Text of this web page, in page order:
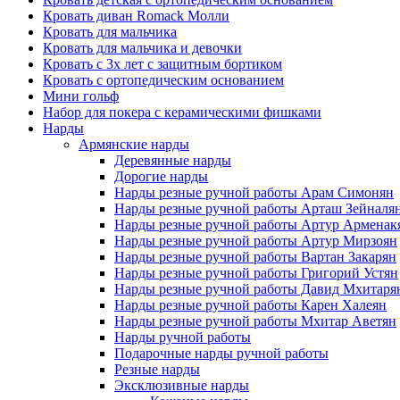
Кровать диван Romack Молли
Кровать для мальчика
Кровать для мальчика и девочки
Кровать с 3х лет с защитным бортиком
Кровать с ортопедическим основанием
Мини гольф
Набор для покера с керамическими фишками
Нарды
Армянские нарды
Деревянные нарды
Дорогие нарды
Нарды резные ручной работы Арам Симонян
Нарды резные ручной работы Арташ
Нарды резные ручной работы Артур
Нарды резные ручной работы Артур Мирзоян
Нарды резные ручной работы Вартан Закарян
Нарды резные ручной работы Григорий Устян
Нарды резные ручной работы Давид
Нарды резные ручной работы Карен Халеян
Нарды резные ручной работы Мхитар Аветян
Нарды ручной работы
Подарочные нарды ручной работы
Резные нарды
Эксклюзивные нарды